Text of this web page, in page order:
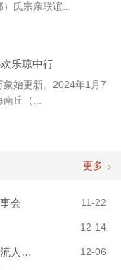
氏宗亲联谊...
乐琼中行
象始更新。2024年1月7
丘（...
更多
会 11-22
12-14
丘濬：琼岛之大人物，乃中国史上第一流人物也 12-06